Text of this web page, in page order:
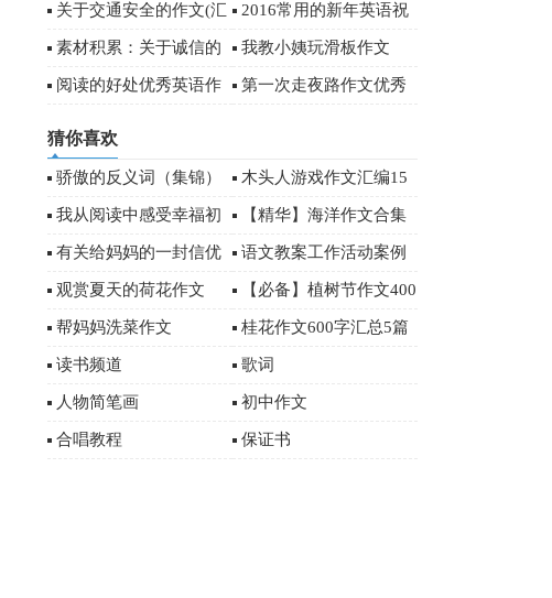
字
关于交通安全的作文(汇
编15篇)
2016常用的新年英语祝
福语（附中文）
素材积累：关于诚信的
经典名言
我教小姨玩滑板作文
阅读的好处优秀英语作 第一次走夜路作文优秀
猜你喜欢
骄傲的反义词（集锦） 木头人游戏作文汇编15
篇
我从阅读中感受幸福初
三作文3篇
【精华】海洋作文合集
十篇
有关给妈妈的一封信优
秀作文合集七篇
语文教案工作活动案例
观赏夏天的荷花作文 【必备】植树节作文400
字汇编5篇
帮妈妈洗菜作文 桂花作文600字汇总5篇
读书频道 歌词
人物简笔画 初中作文
合唱教程 保证书